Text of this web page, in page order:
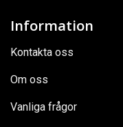
Information
Kontakta oss
Om oss
Vanliga frågor